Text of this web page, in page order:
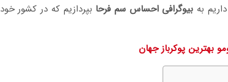
به بیوگرافی احساس سم فرحا بپردازیم که در کشور
بهترین پوکرباز جهان